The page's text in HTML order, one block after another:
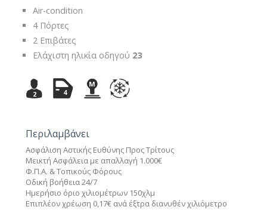
Air-condition
4 Πόρτες
2 Επιβάτες
Ελάχιστη ηλικία οδηγού 23
2 4
M
Περιλαμβάνει
Ασφάλιση Αστικής Ευθύνης Προς Τρίτους
Μεικτή Ασφάλεια με απαλλαγή 1.000€
Φ.Π.Α. & Τοπικούς Φόρους
Οδική βοήθεια 24/7
Ημερήσιο όριο χιλιομέτρων 150χλμ
Επιπλέον χρέωση 0,17€ ανά έξτρα διανυθέν χιλιόμετρο